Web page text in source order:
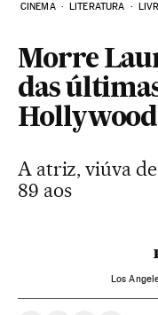
CINEMA LITERATURA
Morre
das
Hollywood
A atriz, viúva
89 aos
Los